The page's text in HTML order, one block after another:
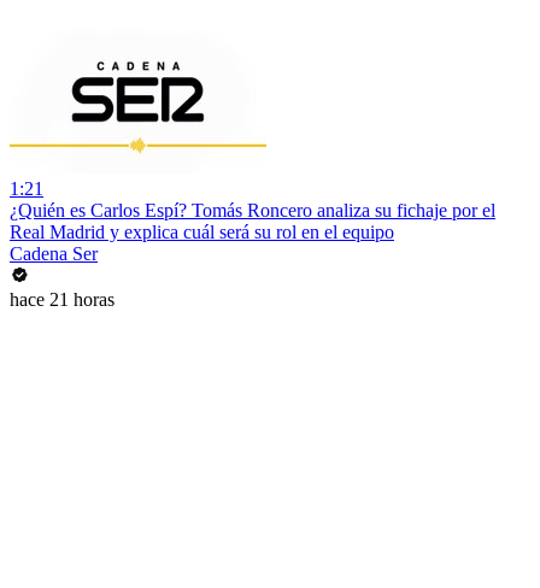
1:21
¿Quién es Carlos Espí? Tomás Roncero analiza su fichaje por el
Real Madrid y explica cuál será su rol en el equipo
Cadena Ser
hace 21 horas